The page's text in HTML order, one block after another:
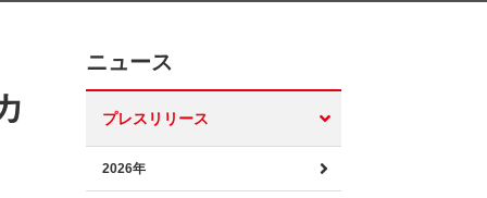
ニュース
プレスリリース
2026年